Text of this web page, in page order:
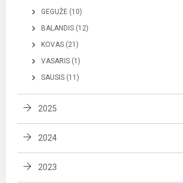
GEGUŽĖ (10)
BALANDIS (12)
KOVAS (21)
VASARIS (1)
SAUSIS (11)
2025
2024
2023